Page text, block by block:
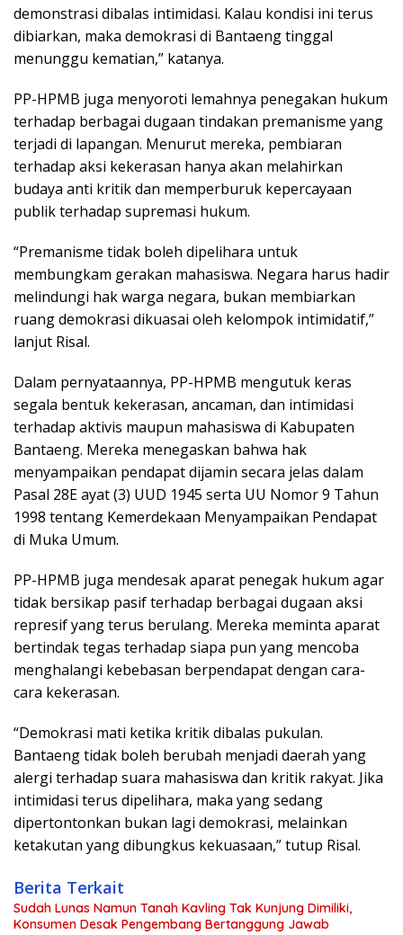
demonstrasi dibalas intimidasi. Kalau kondisi ini terus
dibiarkan, maka demokrasi di Bantaeng tinggal
menunggu kematian,” katanya.
PP-HPMB juga menyoroti lemahnya penegakan hukum
terhadap berbagai dugaan tindakan premanisme yang
terjadi di lapangan. Menurut mereka, pembiaran
terhadap aksi kekerasan hanya akan melahirkan
budaya anti kritik dan memperburuk kepercayaan
publik terhadap supremasi hukum.
“Premanisme tidak boleh dipelihara untuk
membungkam gerakan mahasiswa. Negara harus hadir
melindungi hak warga negara, bukan membiarkan
ruang demokrasi dikuasai oleh kelompok intimidatif,”
lanjut Risal.
Dalam pernyataannya, PP-HPMB mengutuk keras
segala bentuk kekerasan, ancaman, dan intimidasi
terhadap aktivis maupun mahasiswa di Kabupaten
Bantaeng. Mereka menegaskan bahwa hak
menyampaikan pendapat dijamin secara jelas dalam
Pasal 28E ayat (3) UUD 1945 serta UU Nomor 9 Tahun
1998 tentang Kemerdekaan Menyampaikan Pendapat
di Muka Umum.
PP-HPMB juga mendesak aparat penegak hukum agar
tidak bersikap pasif terhadap berbagai dugaan aksi
represif yang terus berulang. Mereka meminta aparat
bertindak tegas terhadap siapa pun yang mencoba
menghalangi kebebasan berpendapat dengan cara-
cara kekerasan.
“Demokrasi mati ketika kritik dibalas pukulan.
Bantaeng tidak boleh berubah menjadi daerah yang
alergi terhadap suara mahasiswa dan kritik rakyat. Jika
intimidasi terus dipelihara, maka yang sedang
dipertontonkan bukan lagi demokrasi, melainkan
ketakutan yang dibungkus kekuasaan,” tutup Risal.
Berita Terkait
Sudah Lunas Namun Tanah Kavling Tak Kunjung Dimiliki,
Konsumen Desak Pengembang Bertanggung Jawab